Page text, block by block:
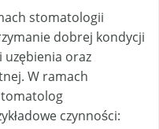
stomatologii
dobrej kondycji
uzębienia oraz
W ramach
czynności: